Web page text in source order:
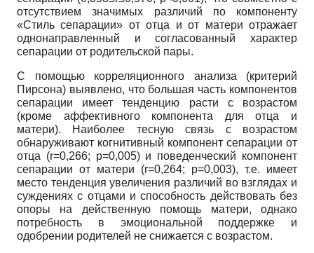
отсутствием значимых различий по компоненту
«Стиль сепарации» от отца и от матери отражает
однонаправленный и согласованный характер
сепарации от родительской пары.
С помощью корреляционного анализа (критерий
Пирсона) выявлено, что большая часть компонентов
сепарации имеет тенденцию расти с возрастом
(кроме аффективного компонента для отца и
матери). Наиболее тесную связь с возрастом
обнаруживают когнитивный компонент сепарации от
отца (r=0,266; p=0,005) и поведенческий компонент
сепарации от матери (r=0,264; p=0,003), т.е. имеет
место тенденция увеличения различий во взглядах и
суждениях с отцами и способность действовать без
опоры на действенную помощь матери, однако
потребность в эмоциональной поддержке и
одобрении родителей не снижается с возрастом.